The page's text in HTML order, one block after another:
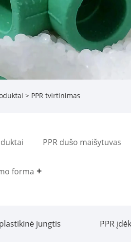
> PPR tvirtinimas
PPR dušo maišytuvas
forma
jungtis PPR